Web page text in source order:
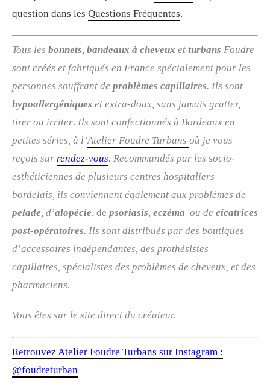
question dans les Questions Fréquentes.
Tous les bonnets, bandeaux à cheveux et turbans Foudre
sont créés et fabriqués en France spécialement pour les
personnes souffrant de problèmes capillaires. Ils sont
hypoallergéniques et extra-doux, sans jamais gratter,
tirer ou irriter. Ils sont confectionnés à Bordeaux en
petites séries, à l’Atelier Foudre Turbans où je vous
reçois sur rendez-vous. Recommandés par les socio-
esthéticiennes de plusieurs centres hospitaliers
bordelais, ils conviennent également aux problèmes de
pelade, d’alopécie, de psoriasis, eczéma ou de cicatrices
post-opératoires. Ils sont distribués par des boutiques
d’accessoires indépendantes, des prothésistes
capillaires, spécialistes des problèmes de cheveux, et des
pharmaciens.
Vous êtes sur le site direct du créateur.
Retrouvez Atelier Foudre Turbans sur Instagram :
@foudreturban